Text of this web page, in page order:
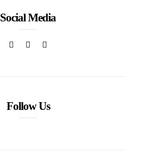
Social Media
Follow Us